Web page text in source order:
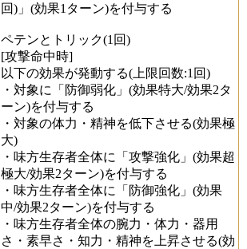
回)」(効果1ターン)を付与する
ペテンとトリック(1回)
[攻撃命中時]
以下の効果が発動する(上限回数:1回)
・対象に「防御弱化」(効果特大/効果2タ
ーン)を付与する
・対象の体力・精神を低下させる(効果極
大)
・味方生存者全体に「攻撃強化」(効果超
極大/効果2ターン)を付与する
・味方生存者全体に「防御強化」(効果
中/効果2ターン)を付与する
・味方生存者全体の腕力・体力・器用
さ・素早さ・知力・精神を上昇させる(効